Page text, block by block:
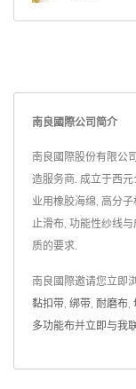
南良國際公司简介
南良國際股份有限公
造服务商. 成立于西
业用橡胶海绵, 高分
止滑布, 功能性纱线
质的要求.
南良國際邀请您立即
黏扣带 绑带 耐磨布
多功能布并立即与我